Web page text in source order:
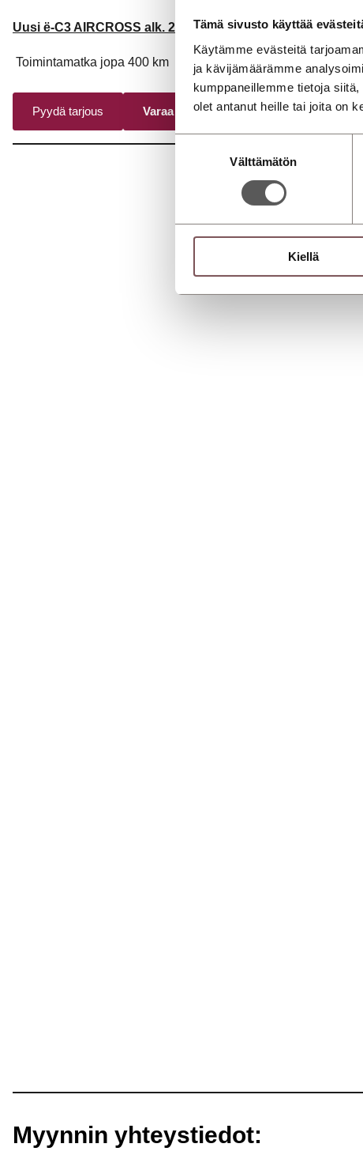
Tämä sivusto käyttää
Käytämme evästeitä
ja kävijämäärämme
kumppaneillemme tietoja
olet antanut heille tai joita on
Suostumuksen
Välttämätön
Kiellä
Uusi ë-C3 AIRCROSS alk. 275 €/kk tai 28 990 €
Toimintamatka jopa 400 km
Pyydä tarjous Varaa koeajo jo tänään!
Myynnin yhteystiedot: